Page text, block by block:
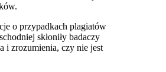
o przypadkach plagiatów
skłoniły badaczy
i zrozumienia, czy nie jest